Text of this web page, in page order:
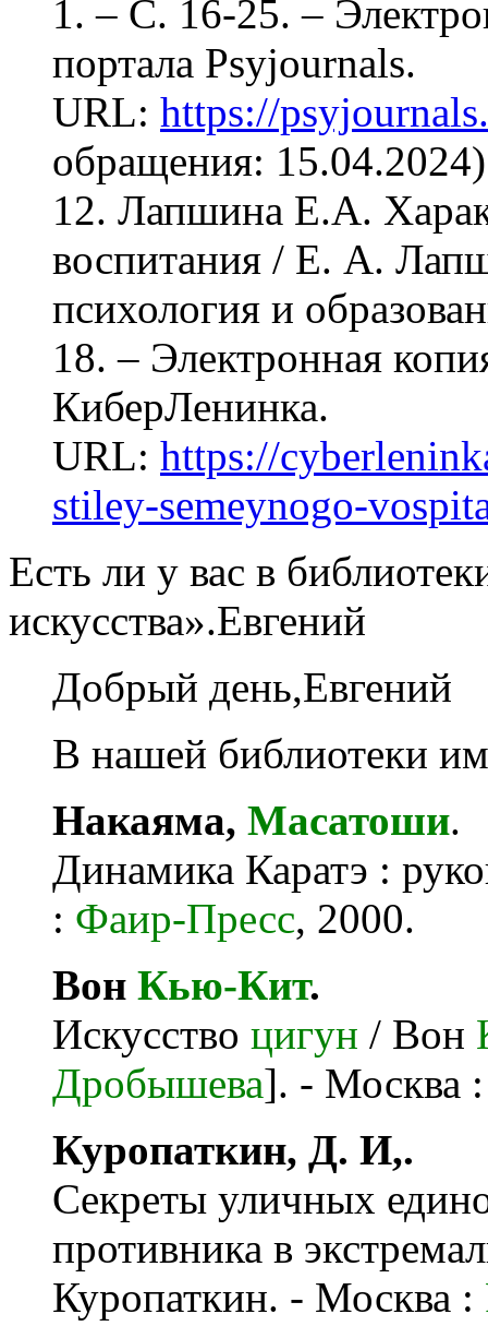
1. – С. 16-25. –
портала Psyjournals.
URL: https://
обращения:
12. Лапшина Е.А.
воспитания / Е. А.
психология и
18. – Электронная
КиберЛенинка.
URL: https://
stiley-semeynogo-
Есть ли у вас в
искусства».Евгений
Добрый день,Евгений
В нашей библиотеки
Накаяма, Масатоши.
Динамика Каратэ :
: Фаир-Пресс, 2000.
Вон Кью-Кит.
Искусство цигун / Вон
Дробышева]. - Москва
Куропаткин, Д. И,.
Секреты уличных
противника в
Куропаткин. - Москва :